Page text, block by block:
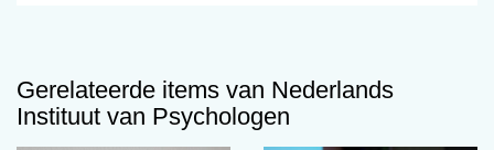
Gerelateerde items van Nederlands
Instituut van Psychologen